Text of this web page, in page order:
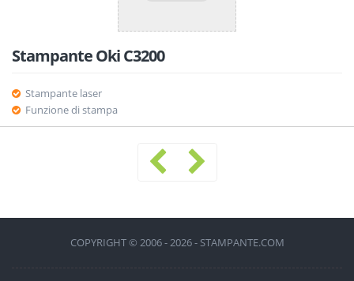
Stampante Oki C3200
Stampante laser
Funzione di stampa
COPYRIGHT © 2006 - 2026 - STAMPANTE.COM